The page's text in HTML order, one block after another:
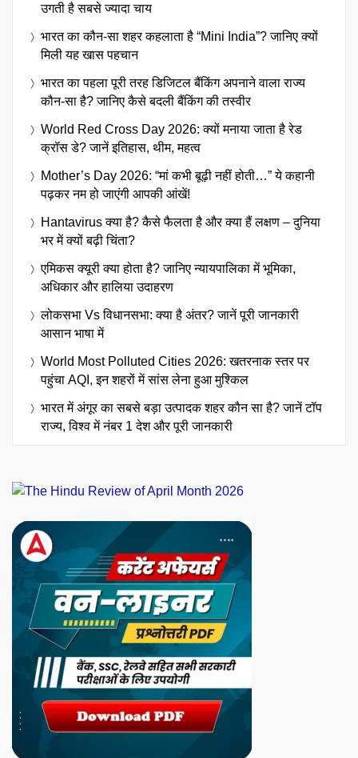
उगती है सबसे ज्यादा चाय
भारत का कौन-सा शहर कहलाता है “Mini India”? जानिए क्यों
मिली यह खास पहचान
भारत का पहला पूरी तरह डिजिटल बैंकिंग अपनाने वाला राज्य
कौन-सा है? जानिए कैसे बदली बैंकिंग की तस्वीर
World Red Cross Day 2026: क्यों मनाया जाता है रेड
क्रॉस डे? जानें इतिहास, थीम, महत्व
Mother’s Day 2026: “मां कभी बूढ़ी नहीं होती…” ये कहानी
पढ़कर नम हो जाएंगी आपकी आंखें!
Hantavirus क्या है? कैसे फैलता है और क्या हैं लक्षण – दुनिया
भर में क्यों बढ़ी चिंता?
एमिकस क्यूरी क्या होता है? जानिए न्यायपालिका में भूमिका,
अधिकार और हालिया उदाहरण
लोकसभा Vs विधानसभा: क्या है अंतर? जानें पूरी जानकारी
आसान भाषा में
World Most Polluted Cities 2026: खतरनाक स्तर पर
पहुंचा AQI, इन शहरों में सांस लेना हुआ मुश्किल
भारत में अंगूर का सबसे बड़ा उत्पादक शहर कौन सा है? जानें टॉप
राज्य, विश्व में नंबर 1 देश और पूरी जानकारी